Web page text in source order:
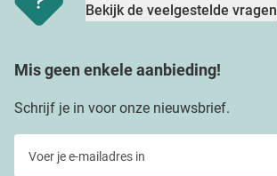
Bekijk de veelgestelde vragen
Mis geen enkele aanbieding!
Schrijf je in voor onze nieuwsbrief.